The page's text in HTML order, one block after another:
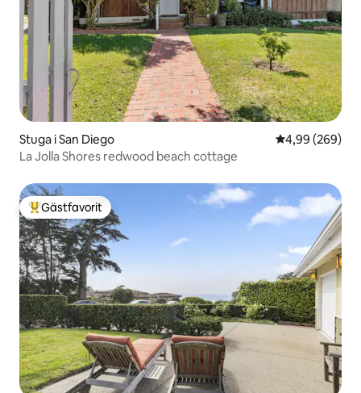
Stuga i San Diego 4,99 av 5 i
4,99 (269)
La Jolla Shores redwood beach cottage
Populär gästfavorit
Gästfavorit